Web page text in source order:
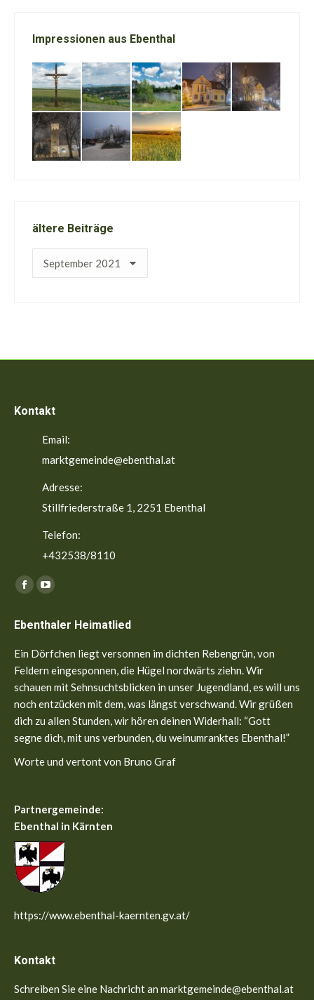
Impressionen aus Ebenthal
ältere Beiträge
ältere
Kontakt
Email:
marktgemeinde@ebenthal.at
Adresse:
Stillfriederstraße 1, 2251 Ebenthal
Telefon:
+432538/8110
Finden Sie uns auf:
Facebook
opens
in
new
window
YouTube
opens
in
new
window
Ebenthaler Heimatlied
Ein Dörfchen liegt versonnen im dichten Rebengrün, von
Feldern eingesponnen, die Hügel nordwärts ziehn. Wir
schauen mit Sehnsuchtsblicken in unser Jugendland, es will uns
noch entzücken mit dem, was längst verschwand. Wir grüßen
dich zu allen Stunden, wir hören deinen Widerhall: “Gott
segne dich, mit uns verbunden, du weinumranktes Ebenthal!”
Worte und vertont von Bruno Graf
Partnergemeinde:
Ebenthal in Kärnten
https://www.ebenthal-kaernten.gv.at/
Kontakt
Schreiben Sie eine Nachricht an marktgemeinde@ebenthal.at